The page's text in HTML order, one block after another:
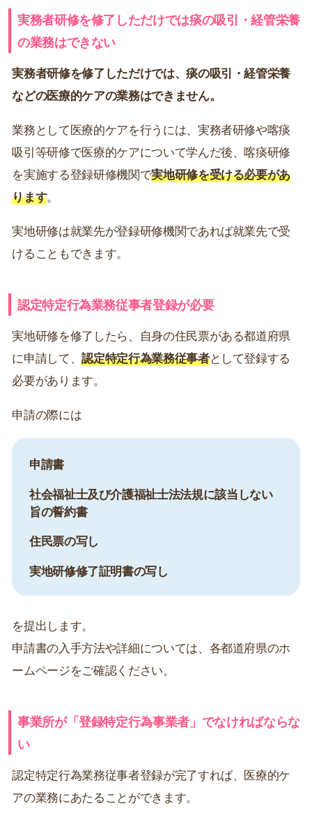
実務者研修を修了しただけでは痰の吸引・経管栄養
の業務はできない
実務者研修を修了しただけでは、痰の吸引・経管栄養
などの医療的ケアの業務はできません。
業務として医療的ケアを行うには、実務者研修や喀痰
吸引等研修で医療的ケアについて学んだ後、喀痰研修
を実施する登録研修機関で実地研修を受ける必要があ
ります。
実地研修は就業先が登録研修機関であれば就業先で受
けることもできます。
認定特定行為業務従事者登録が必要
実地研修を修了したら、自身の住民票がある都道府県
に申請して、認定特定行為業務従事者として登録する
必要があります。
申請の際には
申請書
社会福祉士及び介護福祉士法法規に該当しない
旨の誓約書
住民票の写し
実地研修修了証明書の写し
を提出します。
申請書の入手方法や詳細については、各都道府県のホ
ームページをご確認ください。
事業所が「登録特定行為事業者」でなければならな
い
認定特定行為業務従事者登録が完了すれば、医療的ケ
アの業務にあたることができます。